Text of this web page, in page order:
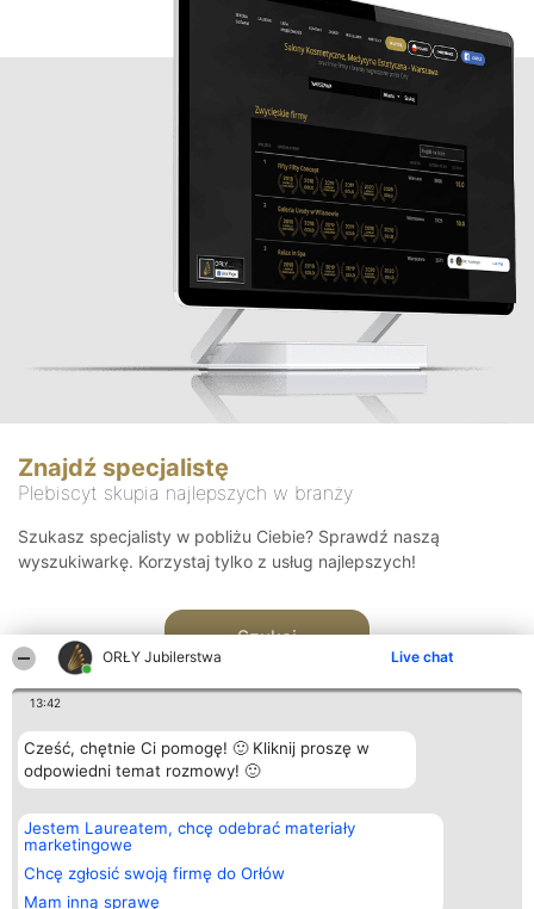
ORŁY Jubilerstwa Live chat
13:42
Cześć, chętnie Ci pomogę! 🙂 Kliknij proszę w
odpowiedni temat rozmowy! 🙂
Jestem Laureatem, chcę odebrać materiały
marketingowe
Chcę zgłosić swoją firmę do Orłów
Mam inną sprawę
Znajdź specjalistę
Plebiscyt skupia najlepszych w branży
Szukasz specjalisty w pobliżu Ciebie? Sprawdź naszą
wyszukiwarkę. Korzystaj tylko z usług najlepszych!
Szukaj
Organizator plebiscytu
Bright Side Solutions sp. z o.
o. sp. k.
ul. Ruska 22
Wrocław 50-079
KRS 0000749100 | Regon
Plebiscyt
Laureaci
wszystkich
Laureatów
Kontakt
Kontakt